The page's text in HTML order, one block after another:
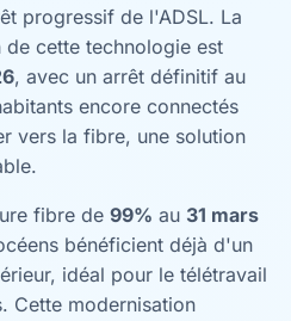
progressif de l'ADSL. La
cette technologie est
, avec un arrêt définitif au
encore connectés
vers la fibre, une solution
fibre de 99% au 31 mars
bénéficient déjà d'un
idéal pour le télétravail
Cette modernisation